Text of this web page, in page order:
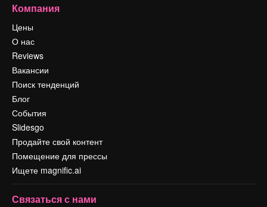
Компания
Цены
О нас
Reviews
Вакансии
Поиск тенденций
Блог
События
Slidesgo
Продайте свой контент
Помещение для прессы
Ищете magnific.ai
Связаться с нами